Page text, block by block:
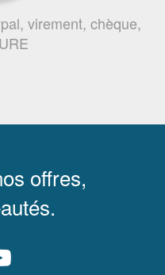
virement, chèque,
offres,